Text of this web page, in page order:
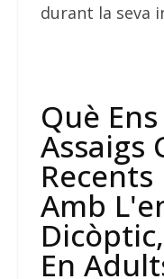
durant la seva
Què
Assaigs
Recents
Amb
En